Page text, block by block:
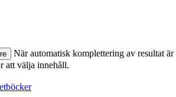
När automatisk komplettering av resultat
att välja innehåll.